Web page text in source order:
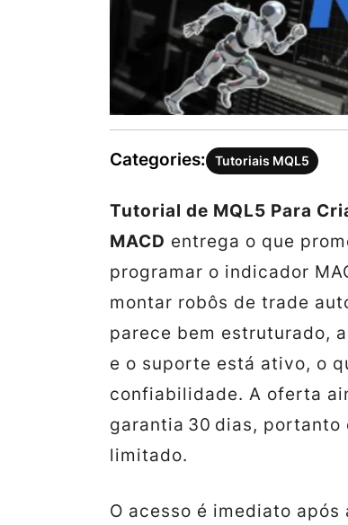
Categories: Tutoriais MQL5
Tutorial de MQL5 Para
MACD entrega o que
programar o indicador
montar robôs de trade
parece bem estruturado,
e o suporte está ativo, o
confiabilidade. A oferta
garantia 30 dias, portanto
limitado.
O acesso é imediato